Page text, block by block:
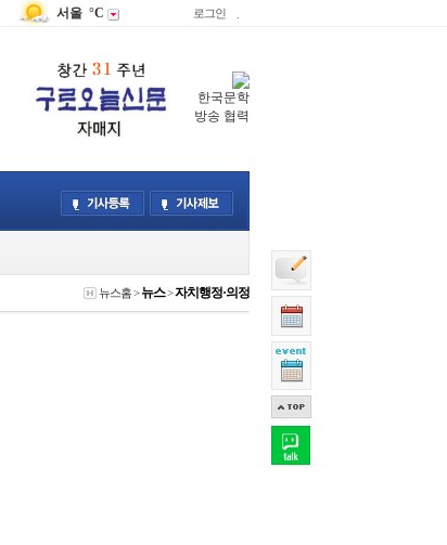
서울 °C 로그인
한국문학
방송 협력
뉴스홈>뉴스>자치행정·의정